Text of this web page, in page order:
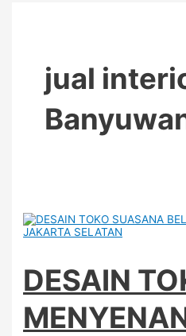
jual
DESAIN